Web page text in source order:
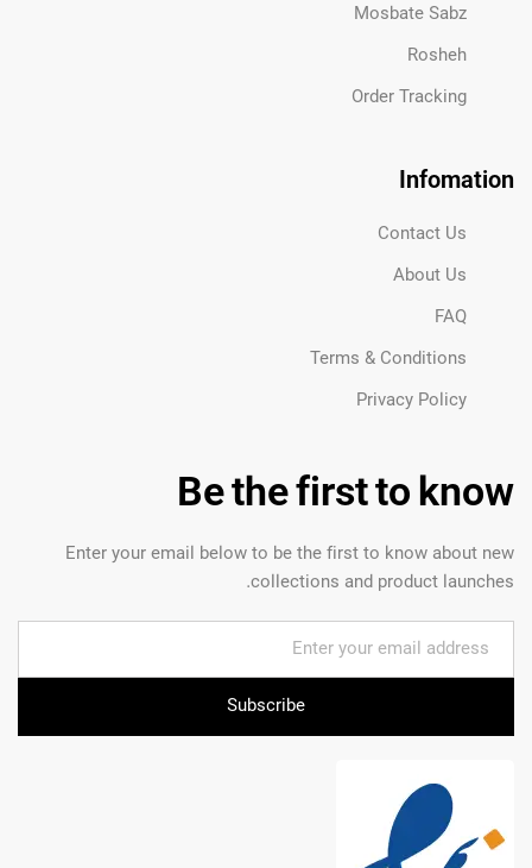
Mosbate Sabz
Rosheh
Order Tracking
Infomation
Contact Us
About Us
FAQ
Terms & Conditions
Privacy Policy
Be the first to know
Enter your email below to be the first to know about new
collections and product launches.
Subscribe